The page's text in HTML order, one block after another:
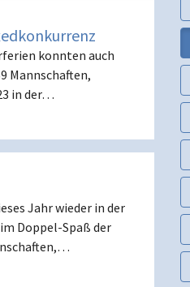
konnten auch
Mannschaften,
in der…
Jahr wieder in der
Doppel-Spaß der